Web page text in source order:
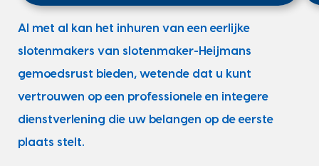
Al met al kan het inhuren van een eerlijke
slotenmakers van slotenmaker-Heijmans
gemoedsrust bieden, wetende dat u kunt
vertrouwen op een professionele en integere
dienstverlening die uw belangen op de eerste
plaats stelt.